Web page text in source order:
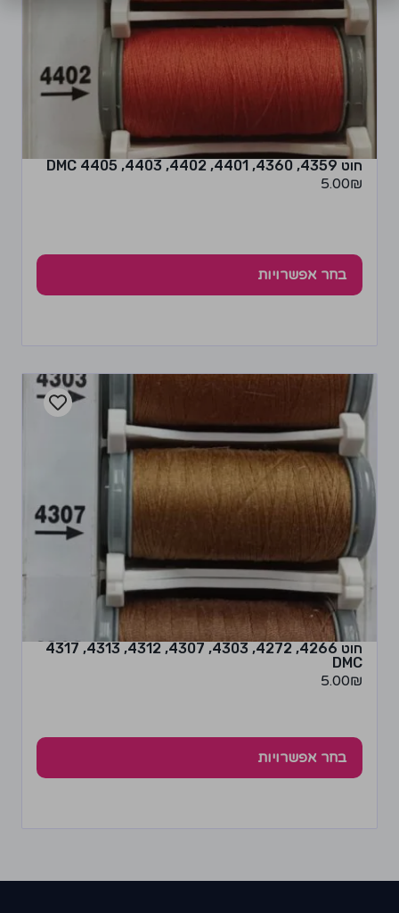
חוט 4359, 4360, 4401, 4402, 4403, 4405 DMC
5.00₪
בחר אפשרויות
חוט 4266, 4272, 4303, 4307, 4312, 4313, 4317
DMC
5.00₪
בחר אפשרויות